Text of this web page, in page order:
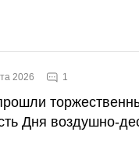
2026 1
Дня воздушно-